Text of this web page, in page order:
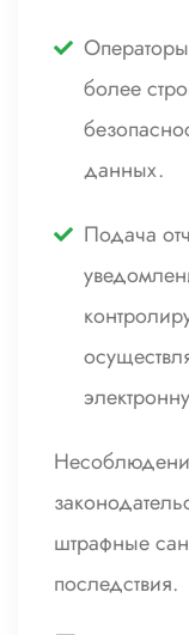
Операторы
более
данных.
Подача
штрафные
последствия.